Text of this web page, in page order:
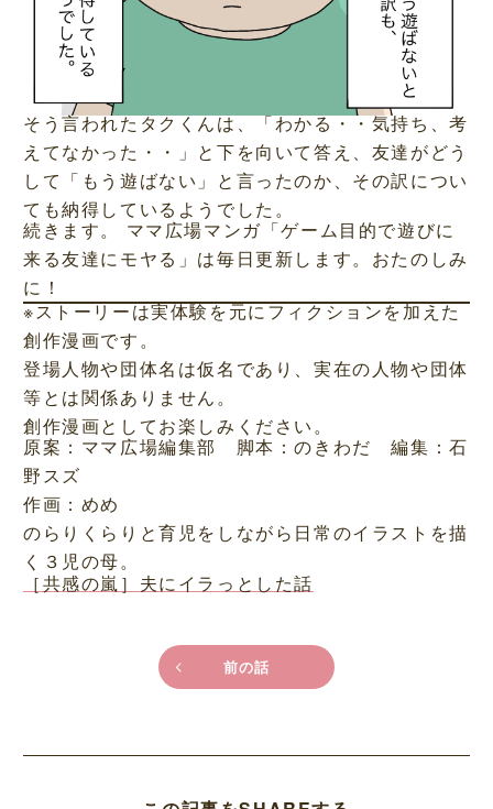
そう言われたタクくんは、「わかる・・気持ち、考
えてなかった・・」と下を向いて答え、友達がどう
して「もう遊ばない」と言ったのか、その訳につい
ても納得しているようでした。
続きます。 ママ広場マンガ「ゲーム目的で遊びに
来る友達にモヤる」は毎日更新します。おたのしみ
に！
※ストーリーは実体験を元にフィクションを加えた
創作漫画です。
登場人物や団体名は仮名であり、実在の人物や団体
等とは関係ありません。
創作漫画としてお楽しみください。
原案：ママ広場編集部 脚本：のきわだ 編集：石
野スズ
作画：めめ
のらりくらりと育児をしながら日常のイラストを描
く３児の母。
［共感の嵐］夫にイラっとした話
前の話